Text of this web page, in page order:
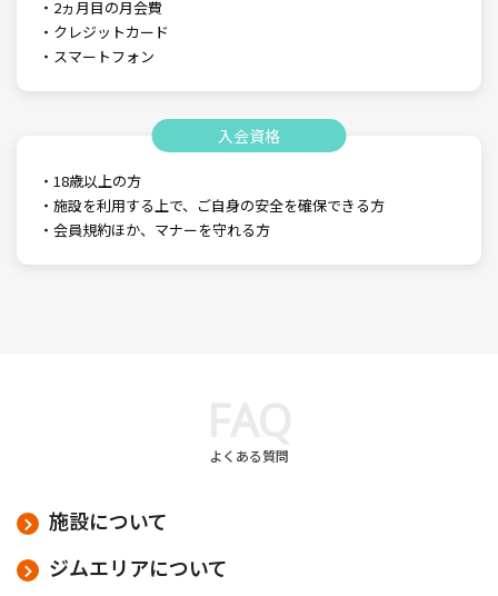
・2ヵ月目の月会費
・クレジットカード
・スマートフォン
入会資格
・18歳以上の方
・施設を利用する上で、ご自身の安全を確保できる方
・会員規約ほか、マナーを守れる方
よくある質問
施設について
ジムエリアについて